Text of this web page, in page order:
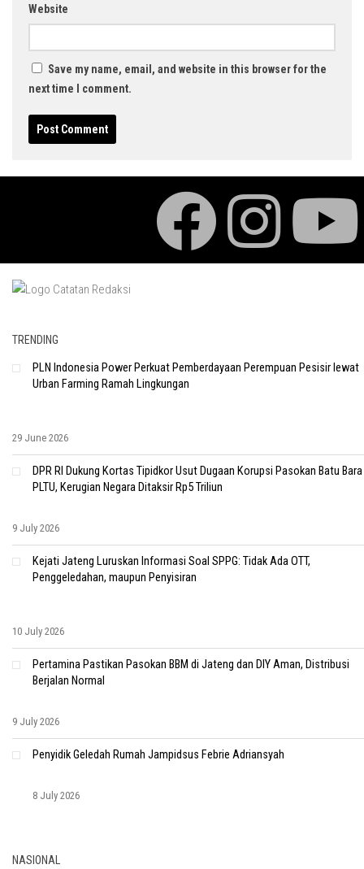
Website
Save my name, email, and website in this browser for the
next time I comment.
TRENDING
PLN Indonesia Power Perkuat Pemberdayaan Perempuan Pesisir lewat
Urban Farming Ramah Lingkungan
29 June 2026
DPR RI Dukung Kortas Tipidkor Usut Dugaan Korupsi Pasokan Batu Bara
PLTU, Kerugian Negara Ditaksir Rp5 Triliun
9 July 2026
Kejati Jateng Luruskan Informasi Soal SPPG: Tidak Ada OTT,
Penggeledahan, maupun Penyisiran
10 July 2026
Pertamina Pastikan Pasokan BBM di Jateng dan DIY Aman, Distribusi
Berjalan Normal
9 July 2026
Penyidik Geledah Rumah Jampidsus Febrie Adriansyah
8 July 2026
NASIONAL